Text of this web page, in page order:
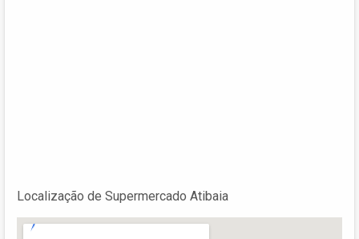
Localização de Supermercado Atibaia